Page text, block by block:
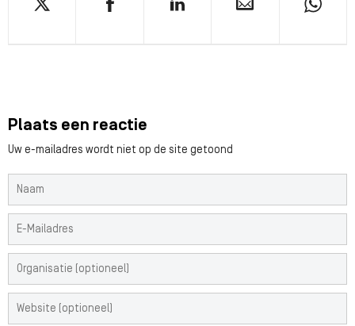
Plaats een reactie
Uw e-mailadres wordt niet op de site getoond